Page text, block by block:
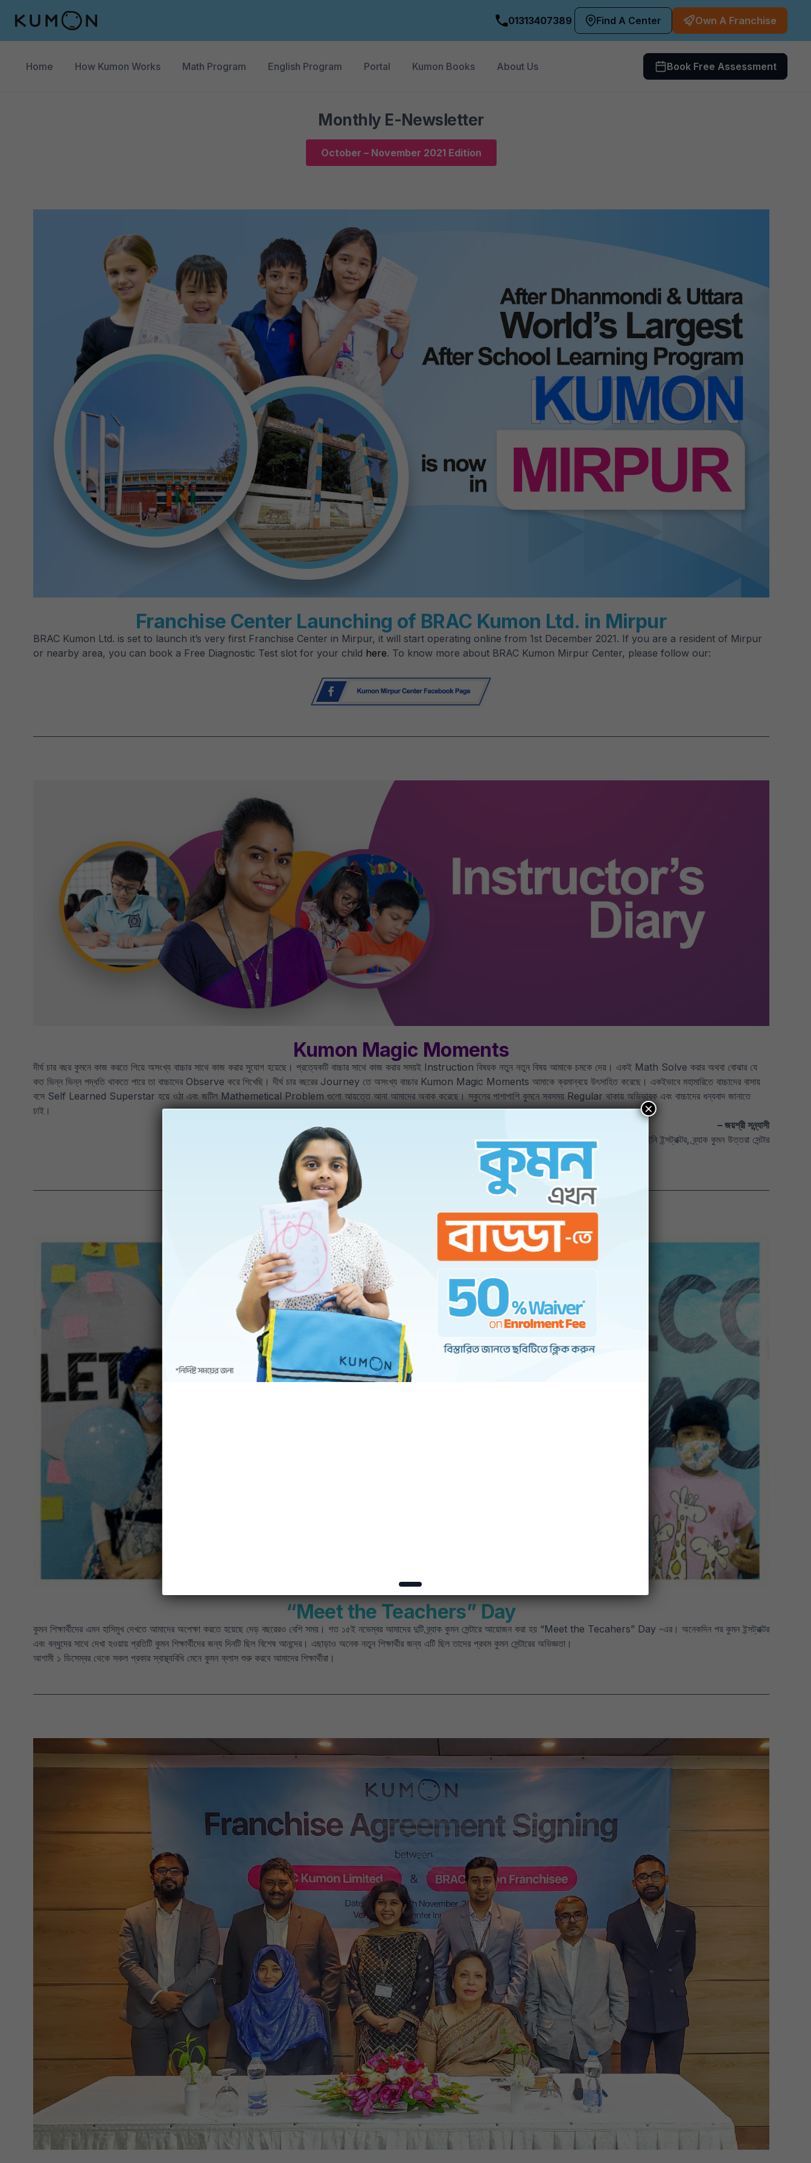
01313407389 Find A Center Own A Franchise
Home How Kumon Works Math Program English Program Portal Kumon Books About Us Book Free Assessment
Monthly E-Newsletter
October – November 2021 Edition
Franchise Center Launching of BRAC Kumon Ltd. in Mirpur
BRAC Kumon Ltd. is set to launch it’s very first Franchise Center in Mirpur, it will start operating online from 1st December 2021. If you are a resident of Mirpur
or nearby area, you can book a Free Diagnostic Test slot for your child here. To know more about BRAC Kumon Mirpur Center, please follow our:
Kumon Magic Moments
দীর্ঘ চার বছর কুমনে কাজ করতে গিয়ে অসংখ্য বাচ্চার সাথে কাজ করার সুযোগ হয়েছে। প্রত্যেকটি বাচ্চার সাথে কাজ করার সময়ই Instruction বিষয়ক নতুন নতুন বিষয় আমাকে চমকে দেয়। একই Math Solve করার অথবা বোঝার যে
কত ভিন্ন ভিন্ন পদ্ধতি থাকতে পারে তা বাচ্চাদের Observe করে শিখেছি। দীর্ঘ চার বছরের Journey তে অসংখ্য বাচ্চার Kumon Magic Moments আমাকে ক্রমান্বয়ে উৎসাহিত করেছে। একইভাবে মহামারিতে বাচ্চাদের বাসায়
বসে Self Learned Superstar হয়ে ওঠা এবং জটিল Mathemetical Problem গুলো আয়ত্তে আনা আমাদের অবাক করেছে। স্কুলের পাশাপাশি কুমনে সবসময় Regular থাকায় অভিভাবক এবং বাচ্চাদের ধন্যবাদ জানাতে
চাই।
– জয়শ্রী সন্ন্যাসী
ট্রেইনি ইন্সট্রাক্টর, ব্র্যাক কুমন উত্তরা সেন্টার
“Meet the Teachers” Day
কুমন শিক্ষার্থীদের এমন হাসিমুখ দেখতে আমাদের অপেক্ষা করতে হয়েছে দেড় বছরেরও বেশি সময়। গত ১৫ই নভেম্বর আমাদের দুটি ব্র্যাক কুমন সেন্টারে আয়োজন করা হয় “Meet the Tecahers” Day -এর। অনেকদিন পর কুমন ইন্সট্রাক্টর
এবং বন্ধুদের সাথে দেখা হওয়ায় প্রতিটি কুমন শিক্ষার্থীদের জন্য দিনটি ছিল বিশেষ আনন্দের। এছাড়াও অনেক নতুন শিক্ষার্থীর জন্য এটি ছিল তাদের প্রথম কুমন সেন্টারের অভিজ্ঞতা।
আগামী ১ ডিসেম্বর থেকে সকল প্রকার স্বাস্থ্যবিধি মেনে কুমন ক্লাস শুরু করবে আমাদের শিক্ষার্থীরা।